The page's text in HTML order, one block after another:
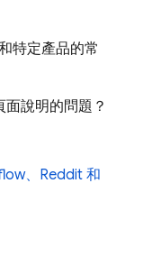
特定產品的常
說明的問題？
、Reddit 和